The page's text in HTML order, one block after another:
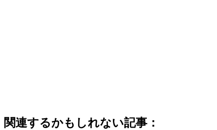
関連するかもしれない記事：